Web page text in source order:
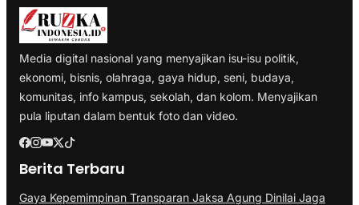
Media digital nasional yang menyajikan isu-isu politik,
ekonomi, bisnis, olahraga, gaya hidup, seni, budaya,
komunitas, info kampus, sekolah, dan kolom. Menyajikan
pula liputan dalam bentuk foto dan video.
Berita Terbaru
Gaya Kepemimpinan Transparan Jaksa Agung Dinilai Jaga